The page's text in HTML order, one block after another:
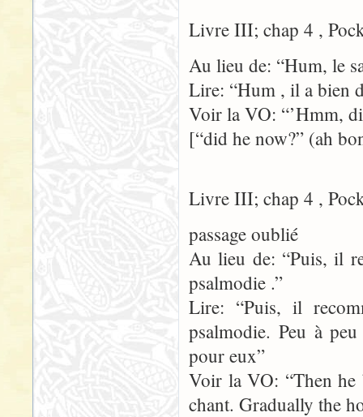
Livre III; chap 4 ,
Au lieu de: “Hum, le
Lire: “Hum , il a bien
Voir la VO: “’Hmm,
[“did he now?” (ah
Livre III; chap 4 ,
passage oublié
Au lieu de: “Puis, il
psalmodie .”
Lire: “Puis, il
psalmodie. Peu à
pour eux”
Voir la VO: “Then he
chant. Gradually the